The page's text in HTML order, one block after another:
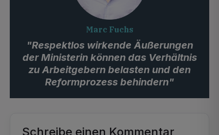
Marc Fuchs
"Respektlos wirkende Äußerungen
der Ministerin können das Verhältnis
zu Arbeitgebern belasten und den
Reformprozess behindern"
Schreibe einen Kommentar